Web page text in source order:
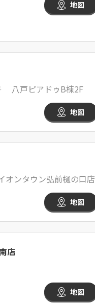
地図
八戸ピアドゥB棟2F
地図
ンタウン弘前樋の口店
地図
店
地図